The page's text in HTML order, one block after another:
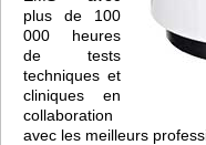
plus de 100
000 heures
de tests
techniques et
cliniques en
collaboration
avec les meilleurs